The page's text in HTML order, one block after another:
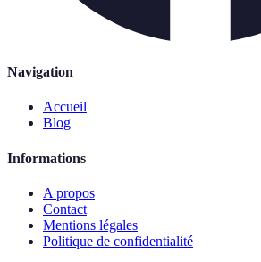
Navigation
Accueil
Blog
Informations
A propos
Contact
Mentions légales
Politique de confidentialité